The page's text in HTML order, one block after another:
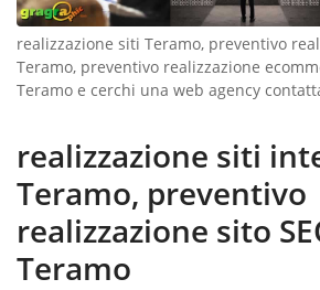
realizzazione siti Teramo, preventivo
Teramo, preventivo realizzazione
Teramo e cerchi una web agency
realizzazione siti
Teramo, preventivo
realizzazione sito
Teramo